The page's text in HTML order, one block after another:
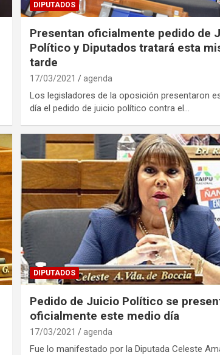
DIPUTADOS
Presentan oficialmente pedido de
Político y Diputados tratará esta
tarde
17/03/2021 agenda
Los legisladores de la oposición presentaron
día el pedido de juicio político contra el…
DIPUTADOS
Pedido de Juicio Político se
oficialmente este medio día
17/03/2021 agenda
Fue lo manifestado por la Diputada Celeste